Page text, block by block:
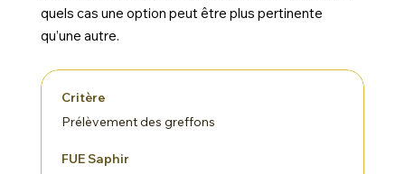
quels cas une option peut être plus pertinente
qu’une autre.
Prélèvement des greffons